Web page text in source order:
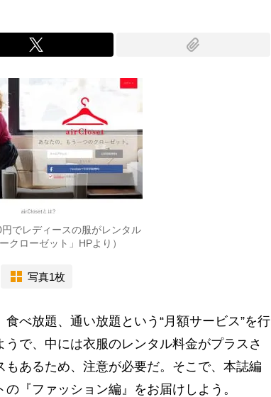
でレディースの服がレンタル
クローゼット」HPより）
写真1枚
べ放題、通い放題という“月額サービス”を行
で、中には衣服のレンタル料金がプラスさ
あるため、注意が必要だ。そこで、本誌編
『ファッション編』をお届けしよう。